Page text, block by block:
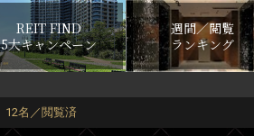
REIT FIND
5大キャンペーン
週間／閲覧
ランキング
12名／閲覧済